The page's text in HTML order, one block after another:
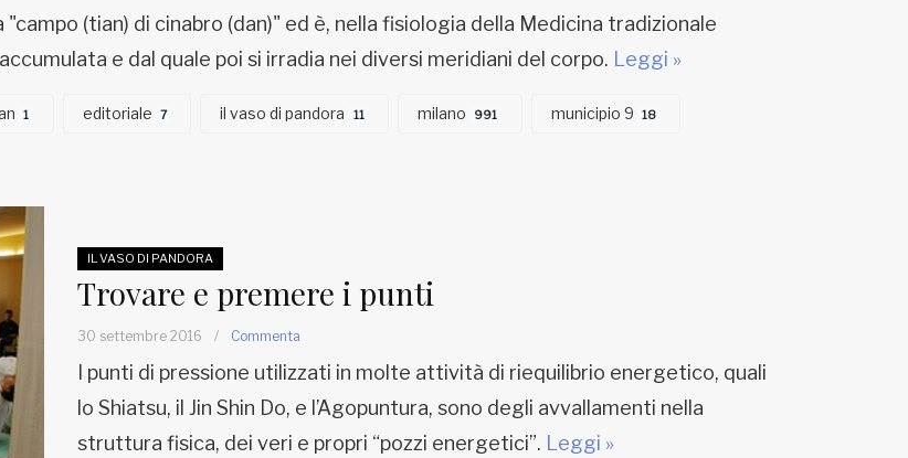
(tian) di cinabro (dan)" ed è, nella fisiologia della Medicina tradizionale
e dal quale poi si irradia nei diversi meridiani del corpo.
Leggi »
1 editoriale 7 il vaso di pandora 11 milano 991 municipio 9 18
IL VASO DI PANDORA
Trovare e premere i punti
30 settembre 2016 / Commenta
I punti di pressione utilizzati in molte attività di riequilibrio energetico, quali
lo Shiatsu, il Jin Shin Do, e l’Agopuntura, sono degli avvallamenti nella
struttura fisica, dei veri e propri “pozzi energetici”.
Leggi »